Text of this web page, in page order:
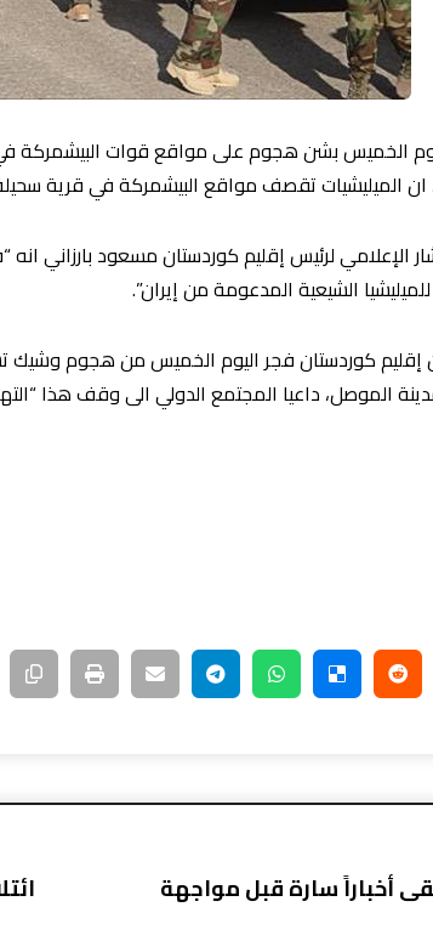
الخميس بشن هجوم على مواقع قوات البيشمركة
تقصف مواقع البيشمركة في قرية
لرئيس إقليم كوردستان مسعود بارزاني
الشيعية المدعومة من إيران”.
كوردستان فجر اليوم الخميس من هجوم وشيك
الموصل، داعيا المجتمع الدولي الى وقف هذا
أخباراً سارة قبل مواجهة